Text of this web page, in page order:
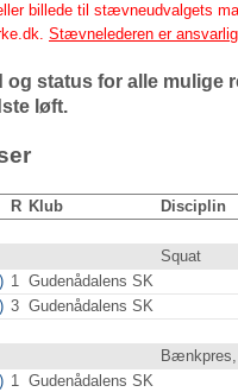
billede til stævneudvalgets
Stævnelederen er
status for alle mulige
løft.
R Klub Disciplin
Squat
1 Gudenådalens SK
3 Gudenådalens SK
1 Gudenådalens SK